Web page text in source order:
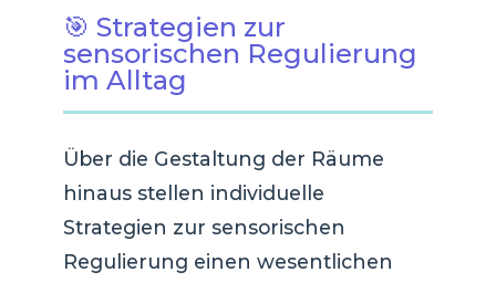
🎯 Strategien zur
sensorischen Regulierung
im Alltag
Über die Gestaltung der Räume
hinaus stellen individuelle
Strategien zur sensorischen
Regulierung einen wesentlichen